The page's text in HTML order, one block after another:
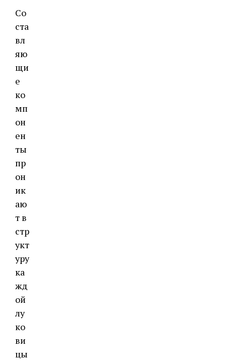
Со
ста
вл
яю
щи
е
ко
мп
он
ен
ты
пр
он
ик
аю
т в
стр
укт
уру
ка
жд
ой
лу
ко
ви
цы